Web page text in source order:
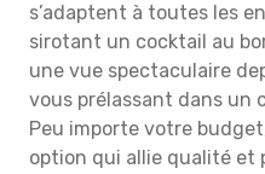
s’adaptent à toutes les
sirotant un cocktail au
une vue spectaculaire
vous prélassant dans un
Peu importe votre
option qui allie qualité